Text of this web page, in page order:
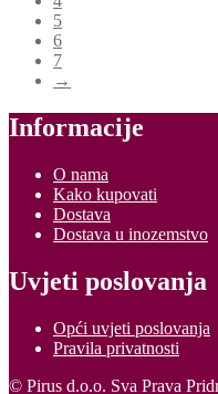
5
6
7
→
Informacije
O nama
Kako kupovati
Dostava
Dostava u inozemstvo
Uvjeti poslovanja
Opći uvjeti poslovanja
Pravila privatnosti
© Pirus d.o.o. Sva Prava